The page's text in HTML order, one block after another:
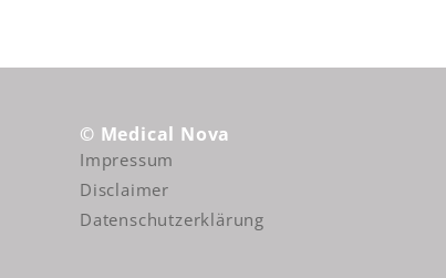
© Medical Nova
Impressum
Disclaimer
Datenschutzerklärung